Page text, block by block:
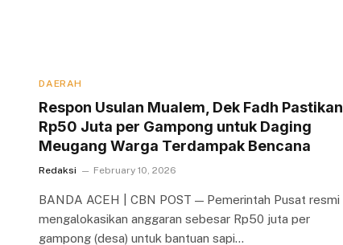
DAERAH
Respon Usulan Mualem, Dek Fadh Pastikan
Rp50 Juta per Gampong untuk Daging
Meugang Warga Terdampak Bencana
Redaksi February 10, 2026
BANDA ACEH | CBN POST — Pemerintah Pusat resmi
mengalokasikan anggaran sebesar Rp50 juta per
gampong (desa) untuk bantuan sapi…